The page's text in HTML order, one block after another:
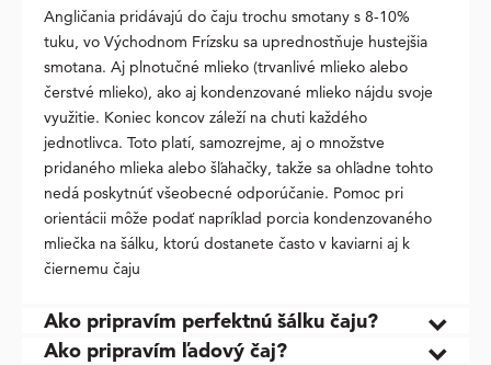
Angličania pridávajú do čaju trochu smotany s 8-10%
tuku, vo Východnom Frízsku sa uprednostňuje hustejšia
smotana. Aj plnotučné mlieko (trvanlivé mlieko alebo
čerstvé mlieko), ako aj kondenzované mlieko nájdu svoje
využitie. Koniec koncov záleží na chuti každého
jednotlivca. Toto platí, samozrejme, aj o množstve
pridaného mlieka alebo šľahačky, takže sa ohľadne tohto
nedá poskytnúť všeobecné odporúčanie. Pomoc pri
orientácii môže podať napríklad porcia kondenzovaného
mliečka na šálku, ktorú dostanete často v kaviarni aj k
čiernemu čaju
Ako pripravím perfektnú šálku čaju?
Ako pripravím ľadový čaj?